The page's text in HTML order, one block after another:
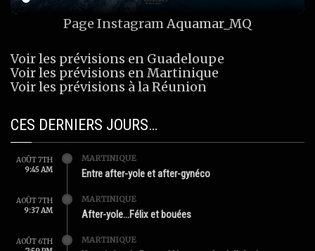
Page InstagramAquamar_MQ
Voir les prévisions en Guadeloupe
Voir les prévisions en Martinique
Voir les prévisions à la Réunion
CES DERNIERS JOURS…
AOÛT 7TH
9:45 AM
MARTINIQUE
Entre after-yole et after-gynéco
AOÛT 7TH
9:37 AM
MARTINIQUE
After-yole…Félix et bouées
AOÛT 6TH
MARTINIQUE